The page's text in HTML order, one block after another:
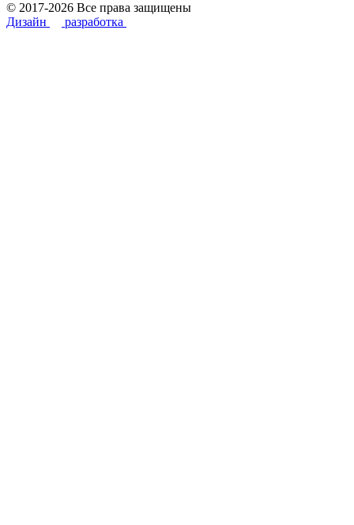
© 2017-2026 Все права защищены
Дизайн
разработка